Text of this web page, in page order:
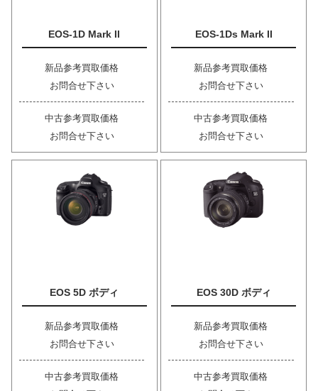
EOS-1D Mark II
新品参考買取価格
お問合せ下さい
中古参考買取価格
お問合せ下さい
EOS-1Ds Mark II
新品参考買取価格
お問合せ下さい
中古参考買取価格
お問合せ下さい
EOS 5D ボディ
新品参考買取価格
お問合せ下さい
中古参考買取価格
EOS 30D ボディ
新品参考買取価格
お問合せ下さい
中古参考買取価格